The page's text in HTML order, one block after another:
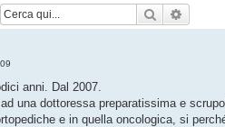
Cerca
anni. Dal 2007.
una dottoressa preparatissima e
e in quella oncologica, si